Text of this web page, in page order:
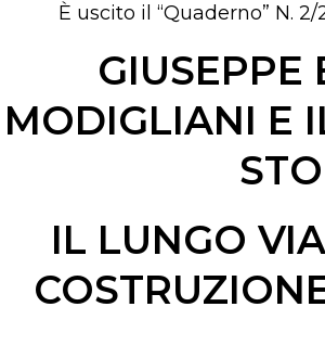
È uscito il “Quaderno” N.
GIUSEPPE
MODIGLIANI E
IL LUNGO